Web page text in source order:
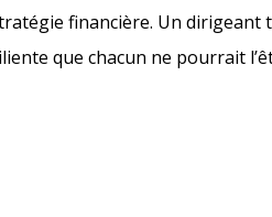
financière. Un dirigeant
que chacun ne pourrait